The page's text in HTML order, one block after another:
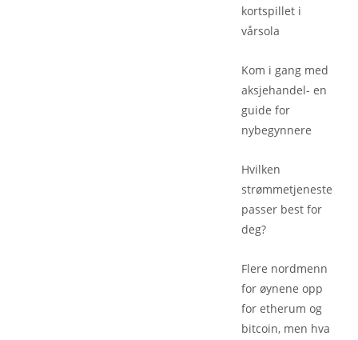
kortspillet i
vårsola
Kom i gang med
aksjehandel- en
guide for
nybegynnere
Hvilken
strømmetjeneste
passer best for
deg?
Flere nordmenn
for øynene opp
for etherum og
bitcoin, men hva